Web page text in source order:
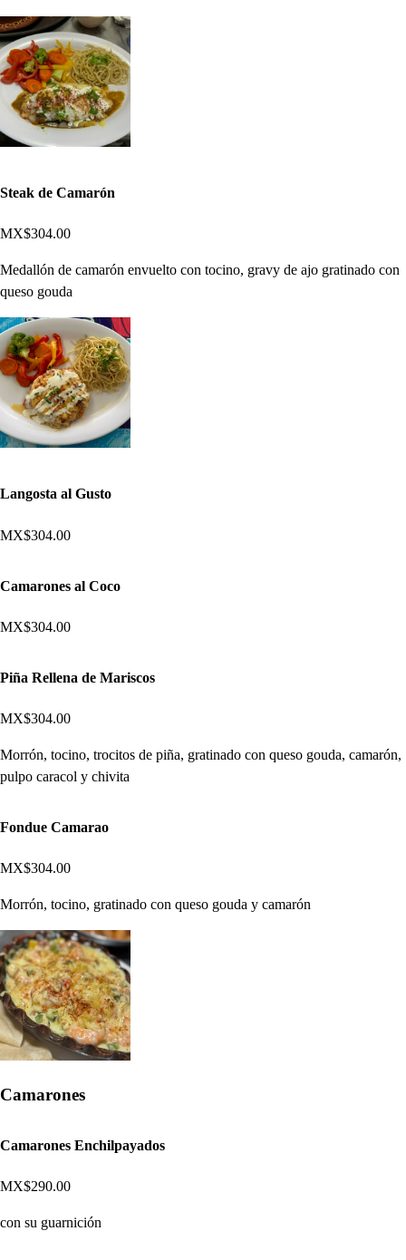
Steak de Camarón
MX$304.00
Medallón de camarón envuelto con tocino, gravy de ajo gratinado con
queso gouda
Langosta al Gusto
MX$304.00
Camarones al Coco
MX$304.00
Piña Rellena de Mariscos
MX$304.00
Morrón, tocino, trocitos de piña, gratinado con queso gouda, camarón,
pulpo caracol y chivita
Fondue Camarao
MX$304.00
Morrón, tocino, gratinado con queso gouda y camarón
Camarones
Camarones Enchilpayados
MX$290.00
con su guarnición